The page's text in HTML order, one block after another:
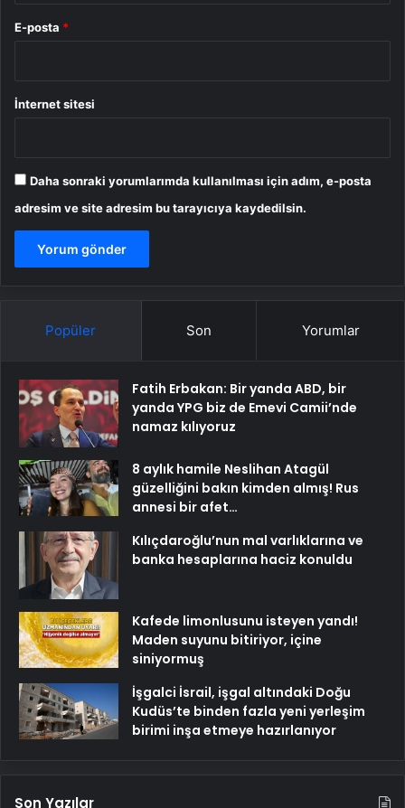
E-posta *
İnternet sitesi
Daha sonraki yorumlarımda kullanılması için adım, e-posta
adresim ve site adresim bu tarayıcıya kaydedilsin.
Popüler Son Yorumlar
Fatih Erbakan: Bir yanda ABD, bir
yanda YPG biz de Emevi Camii’nde
namaz kılıyoruz
8 aylık hamile Neslihan Atagül
güzelliğini bakın kimden almış! Rus
annesi bir afet…
Kılıçdaroğlu’nun mal varlıklarına ve
banka hesaplarına haciz konuldu
Kafede limonlusunu isteyen yandı!
Maden suyunu bitiriyor, içine
siniyormuş
İşgalci İsrail, işgal altındaki Doğu
Kudüs’te binden fazla yeni yerleşim
birimi inşa etmeye hazırlanıyor
Son Yazılar